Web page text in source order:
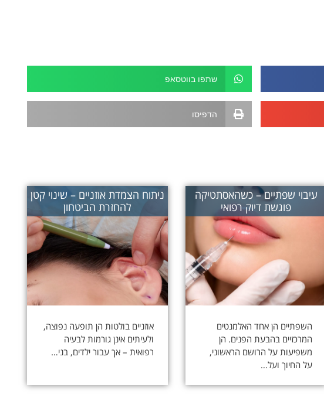
שתפו בווטסאפ
הדפיסו
עיבוי שפתיים – כשהאסתטיקה
פוגשת דיוק רפואי
השפתיים הן אחד האלמנטים
המרכזיים בהבעת הפנים. הן
משפיעות על הרושם הראשוני,
על החיוך ועל…
ניתוח הצמדת אוזניים – שינוי קטן
להחזרת הביטחון
אוזניים בולטות הן תופעה נפוצה,
ולעיתים אינן גורמות לבעיה
רפואית – אך עבור ילדים, בני…